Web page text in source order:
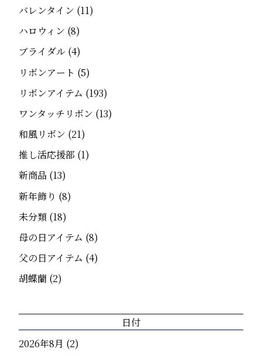
バレンタイン (11)
ハロウィン (8)
ブライダル (4)
リボンアート (5)
リボンアイテム (193)
ワンタッチリボン (13)
和風リボン (21)
推し活応援部 (1)
新商品 (13)
新年飾り (8)
未分類 (18)
母の日アイテム (8)
父の日アイテム (4)
胡蝶蘭 (2)
日付
2026年8月 (2)